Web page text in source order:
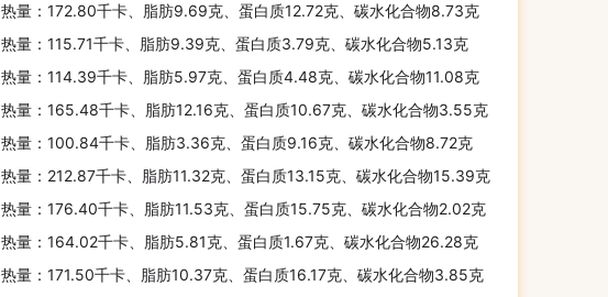
热量：172.80千卡、脂肪9.69克、蛋白质12.72克、碳水化合物8.73克
热量：115.71千卡、脂肪9.39克、蛋白质3.79克、碳水化合物5.13克
热量：114.39千卡、脂肪5.97克、蛋白质4.48克、碳水化合物11.08克
热量：165.48千卡、脂肪12.16克、蛋白质10.67克、碳水化合物3.55克
热量：100.84千卡、脂肪3.36克、蛋白质9.16克、碳水化合物8.72克
热量：212.87千卡、脂肪11.32克、蛋白质13.15克、碳水化合物15.39克
热量：176.40千卡、脂肪11.53克、蛋白质15.75克、碳水化合物2.02克
热量：164.02千卡、脂肪5.81克、蛋白质1.67克、碳水化合物26.28克
热量：171.50千卡、脂肪10.37克、蛋白质16.17克、碳水化合物3.85克